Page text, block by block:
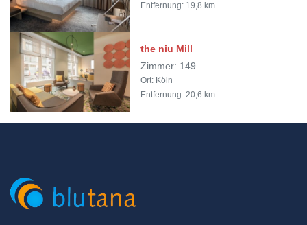
Entfernung: 19,8 km
the niu Mill
Zimmer: 149
Ort: Köln
Entfernung: 20,6 km